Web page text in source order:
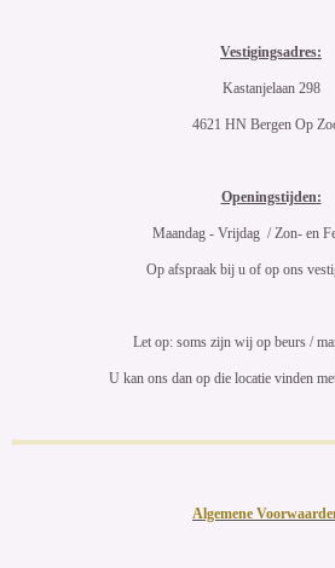
Vestigingsadres:
Kastanjelaan 298
4621 HN Bergen Op
Openingstijden:
Maandag - Vrijdag / Zon- en
Op afspraak bij u of op ons
Let op: soms zijn wij op beurs /
U kan ons dan op die locatie vinden
Algemene